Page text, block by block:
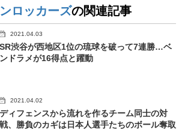
ロッカーズの関連記事
2021.04.03
SR渋谷が西地区1位の琉球を破って7連勝…ベ
ンドラメが16得点と躍動
2021.04.02
ディフェンスから流れを作るチーム同士の対
戦、勝負のカギは日本人選手たちのボール奪取